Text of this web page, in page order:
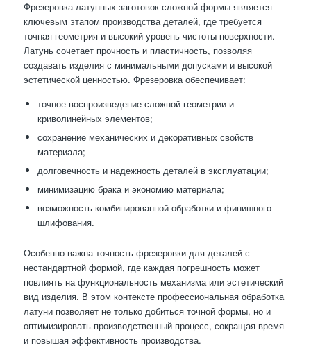
Фрезеровка латунных заготовок сложной формы является
ключевым этапом производства деталей, где требуется
точная геометрия и высокий уровень чистоты поверхности.
Латунь сочетает прочность и пластичность, позволяя
создавать изделия с минимальными допусками и высокой
эстетической ценностью. Фрезеровка обеспечивает:
точное воспроизведение сложной геометрии и
криволинейных элементов;
сохранение механических и декоративных свойств
материала;
долговечность и надежность деталей в эксплуатации;
минимизацию брака и экономию материала;
возможность комбинированной обработки и финишного
шлифования.
Особенно важна точность фрезеровки для деталей с
нестандартной формой, где каждая погрешность может
повлиять на функциональность механизма или эстетический
вид изделия. В этом контексте профессиональная обработка
латуни позволяет не только добиться точной формы, но и
оптимизировать производственный процесс, сокращая время
и повышая эффективность производства.